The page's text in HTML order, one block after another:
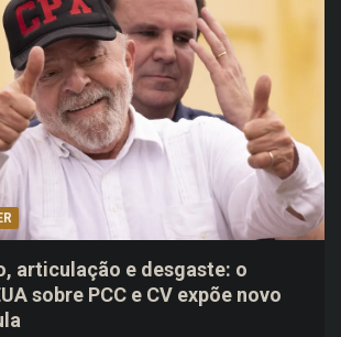
articulação e desgaste: o
sobre PCC e CV expõe novo